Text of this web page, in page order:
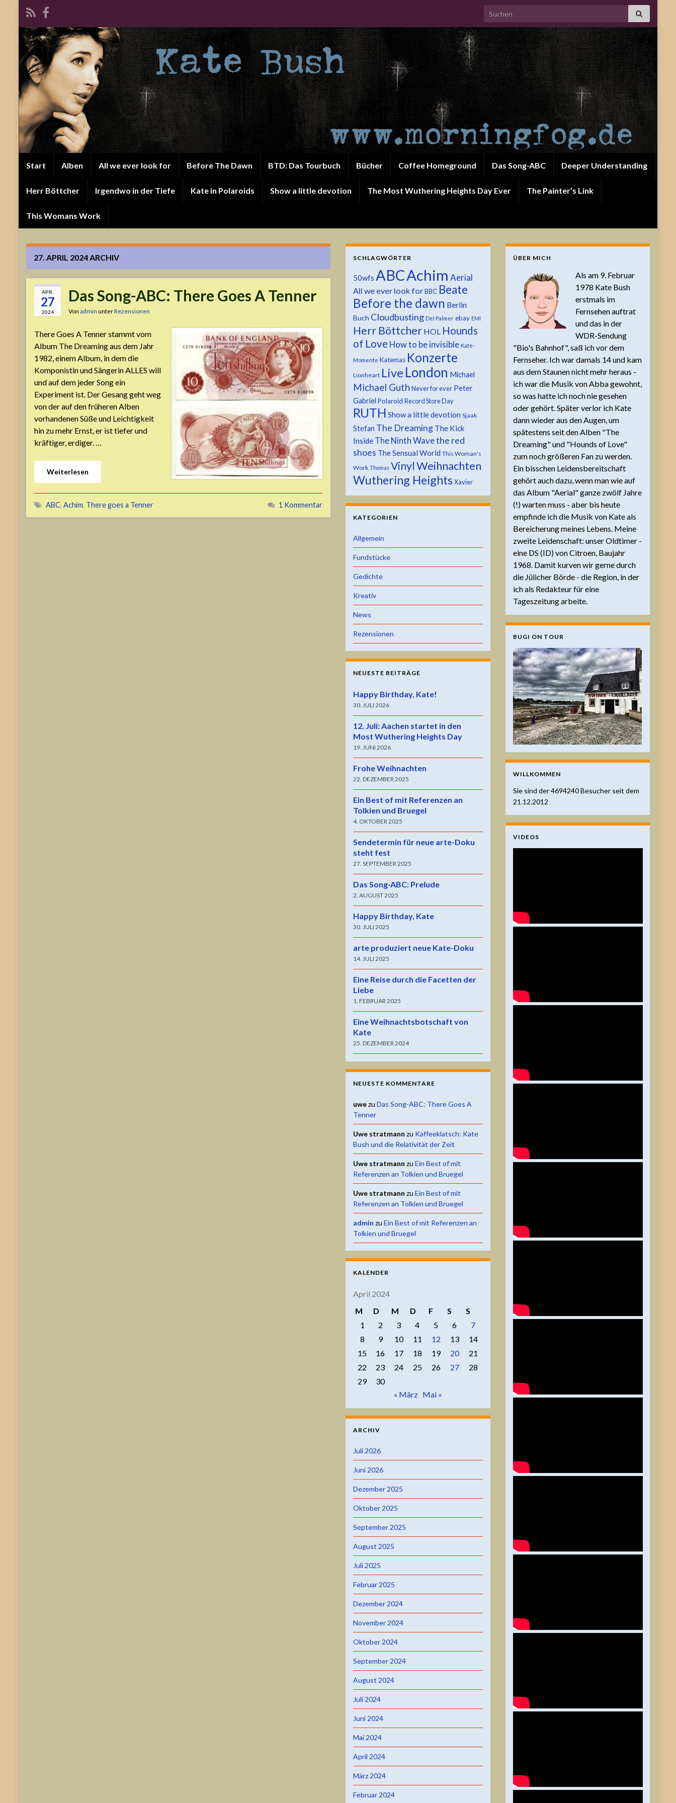
Search for:
Start Alben All we ever look for Before The Dawn BTD: Das Tourbuch Bücher Coffee Homeground Das Song-ABC Deeper Understanding
Herr Böttcher Irgendwo in der Tiefe Kate in Polaroids Show a little devotion The Most Wuthering Heights Day Ever The Painter’s Link
This Womans Work
27. APRIL 2024ARCHIV
APR.
27
2024
Das Song-ABC: There Goes A Tenner
Von admin unterRezensionen
There Goes A Tenner stammt vom
Album The Dreaming aus dem Jahr
1982, einem Album, in dem die
Komponistin und Sängerin ALLES will
und auf dem jeder Song ein
Experiment ist. Der Gesang geht weg
von der auf den früheren Alben
vorhandenen Süße und Leichtigkeit
hin zu mehr Ernst, er ist tiefer und
kräftiger, erdiger. …
Weiterlesen
ABC, Achim, There goes a Tenner 1 Kommentar
SCHLAGWÖRTER
50wfs ABCAchim Aerial
All we ever look forBBC Beate
Before the dawn Berlin
Buch Cloudbusting Del Palmer ebay EMI
Herr Böttcher HOL Hounds
of Love How to be invisible Kate-
Momente Katemas Konzerte
Lionheart Live London Michael
Michael Guth Never for ever Peter
Gabriel Polaroid Record Store Day
RUTH Show a little devotion Sjaak
Stefan The Dreaming The Kick
Inside The Ninth Wavethe red
shoes The Sensual World This Woman's
Work Thomas VinylWeihnachten
Wuthering Heights Xavier
KATEGORIEN
Allgemein
Fundstücke
Gedichte
Kreativ
News
Rezensionen
NEUESTE BEITRÄGE
Happy Birthday, Kate!
30. JULI 2026
12. Juli: Aachen startet in den
Most Wuthering Heights Day
19. JUNI 2026
Frohe Weihnachten
22. DEZEMBER 2025
Ein Best of mit Referenzen an
Tolkien und Bruegel
4. OKTOBER 2025
Sendetermin für neue arte-Doku
steht fest
27. SEPTEMBER 2025
Das Song-ABC: Prelude
2. AUGUST 2025
Happy Birthday, Kate
30. JULI 2025
arte produziert neue Kate-Doku
14. JULI 2025
Eine Reise durch die Facetten der
Liebe
1. FEBRUAR 2025
Eine Weihnachtsbotschaft von
Kate
25. DEZEMBER 2024
NEUESTE KOMMENTARE
uwezu Das Song-ABC: There Goes A
Tenner
Uwe stratmann zu Kaffeeklatsch: Kate
Bush und die Relativität der Zeit
Uwe stratmann zu Ein Best of mit
Referenzen an Tolkien und Bruegel
Uwe stratmann zu Ein Best of mit
Referenzen an Tolkien und Bruegel
admin zu Ein Best of mit Referenzen an
Tolkien und Bruegel
KALENDER
April 2024
M
D M D F S
S
1
2 3 4 5 6
7
8
9 10 11 12 13
14
15
16 17 18 19 20
21
22
23 24 25 26 27
28
29
30
« März Mai »
ARCHIV
Juli 2026
Juni 2026
Dezember 2025
Oktober 2025
September 2025
August 2025
Juli 2025
Februar 2025
Dezember 2024
November 2024
Oktober 2024
September 2024
August 2024
Juli 2024
Juni 2024
Mai 2024
April 2024
März 2024
Februar 2024
ÜBER MICH
Als am 9. Februar
1978 Kate Bush
erstmals im
Fernsehen auftrat
und das in der
WDR-Sendung
"Bio's Bahnhof", saß ich vor dem
Fernseher. Ich war damals 14 und kam
aus dem Staunen nicht mehr heraus -
ich war die Musik von Abba gewohnt,
so was hatte ich noch nie gesehen
oder gehört. Später verlor ich Kate
dann wieder aus den Augen, um
spätestens seit den Alben "The
Dreaming" und "Hounds of Love"
zum noch größeren Fan zu werden.
Ein bisschen Leidensbereitschaft
gehört auch dazu, wenn man wie auf
das Album "Aerial" ganze zwölf Jahre
(!) warten muss - aber bis heute
empfinde ich die Musik von Kate als
Bereicherung meines Lebens. Meine
zweite Leidenschaft: unser Oldtimer -
eine DS (ID) von Citroen, Baujahr
1968. Damit kurven wir gerne durch
die Jülicher Börde - die Region, in der
ich als Redakteur für eine
Tageszeitung arbeite.
BUGI ON TOUR
WILLKOMMEN
Sie sind der4694240Besucher seit dem
21.12.2012
VIDEOS